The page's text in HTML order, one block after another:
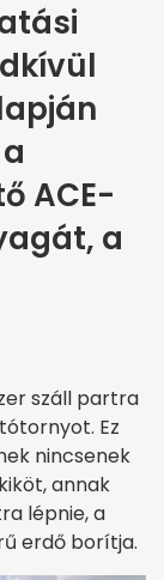
ACE-
a
száll partra
Ez
nincsenek
annak
lépnie, a
erdő borítja.